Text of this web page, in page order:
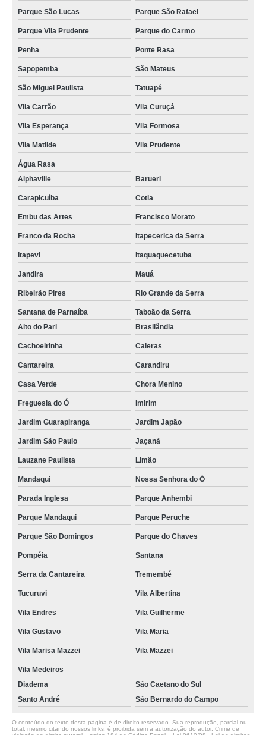
Parque São Lucas Parque São Rafael
Parque Vila Prudente Parque do Carmo
Penha Ponte Rasa
Sapopemba São Mateus
São Miguel Paulista Tatuapé
Vila Carrão Vila Curuçá
Vila Esperança Vila Formosa
Vila Matilde Vila Prudente
Água Rasa
Alphaville
Barueri
Carapicuíba Cotia
Embu das Artes Francisco Morato
Franco da Rocha Itapecerica da Serra
Itapevi Itaquaquecetuba
Jandira Mauá
Ribeirão Pires Rio Grande da Serra
Santana de Parnaíba
Taboão da Serra
Alto do Pari
Brasilândia
Cachoeirinha Caieras
Cantareira Carandiru
Casa Verde Chora Menino
Freguesia do Ó Imirim
Jardim Guarapiranga Jardim Japão
Jardim São Paulo Jaçanã
Lauzane Paulista Limão
Mandaqui Nossa Senhora do Ó
Parada Inglesa Parque Anhembi
Parque Mandaqui Parque Peruche
Parque São Domingos Parque do Chaves
Pompéia Santana
Serra da Cantareira Tremembé
Tucuruvi Vila Albertina
Vila Endres Vila Guilherme
Vila Gustavo Vila Maria
Vila Marisa Mazzei Vila Mazzei
Vila Medeiros
Diadema
São Caetano do Sul
Santo André
São Bernardo do Campo
O conteúdo do texto desta página é de direito reservado. Sua reprodução, parcial ou
total, mesmo citando nossos links, é proibida sem a autorização do autor. Crime de